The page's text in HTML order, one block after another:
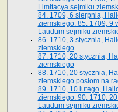
Limitacya sejmiku
84. 1709, 6 sierpnia,
ziemskiego. 85. 1709, 9
Laudum sejmiku
86. 1710, 3 stycznia,
ziemskiego
87. 1710, 20 stycznia,
ziemskiego
88. 1710, 20 stycznia,
ziemskiego posłom na
89. 1710, 10 lutego,
ziemskiego. 90. 1710,
Laudum sejmiku